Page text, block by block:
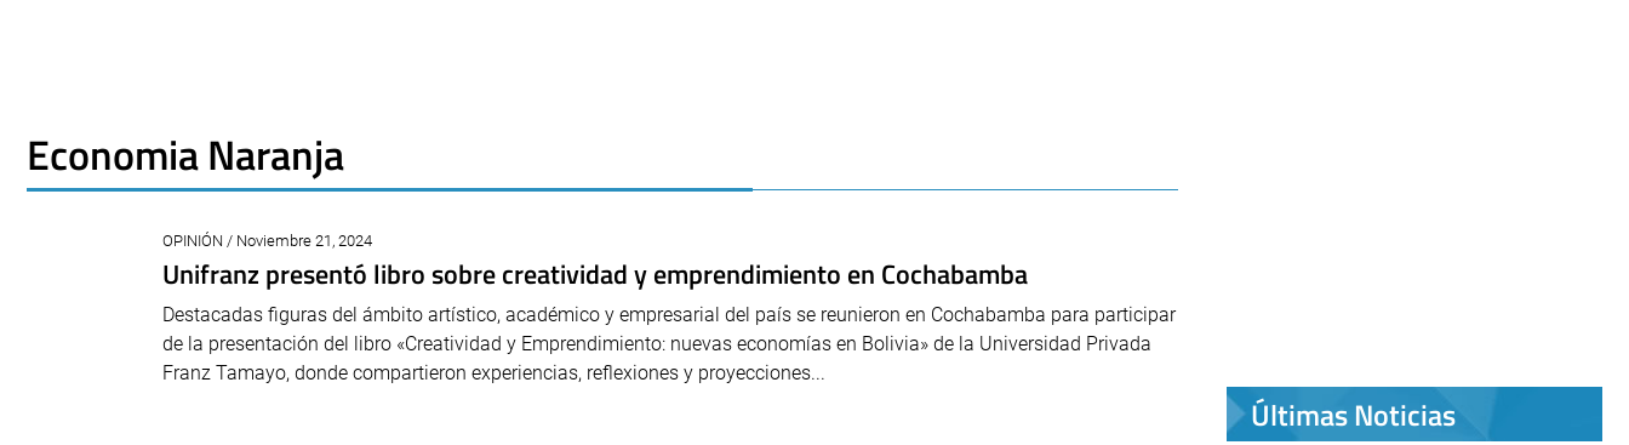
Economia Naranja
OPINIÓN / Noviembre 21, 2024
Unifranz presentó libro sobre creatividad y emprendimiento en Cochabamba
Destacadas figuras del ámbito artístico, académico y empresarial del país se reunieron en Cochabamba para participar
de la presentación del libro «Creatividad y Emprendimiento: nuevas economías en Bolivia» de la Universidad Privada
Franz Tamayo, donde compartieron experiencias, reflexiones y proyecciones...
Últimas Noticias